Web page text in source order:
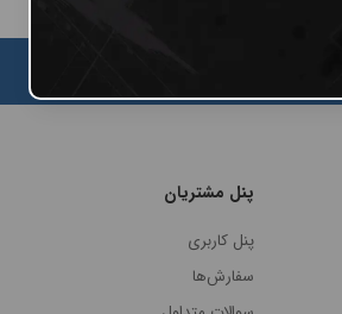
پنل مشتریان
پنل کاربری
سفارش‌ها